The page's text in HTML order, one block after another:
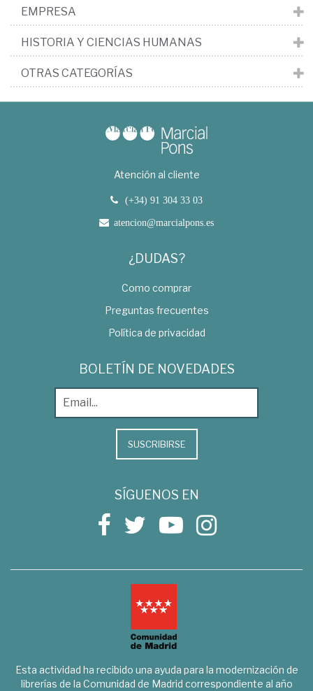
EMPRESA
HISTORIA Y CIENCIAS HUMANAS
OTRAS CATEGORÍAS
Atención al cliente
(+34) 91 304 33 03
atencion@marcialpons.es
¿DUDAS?
Como comprar
Preguntas frecuentes
Política de privacidad
BOLETÍN DE NOVEDADES
SUSCRIBIRSE
SÍGUENOS EN
Esta actividad ha recibido una ayuda para la modernización de
librerías de la Comunidad de Madrid correspondiente al año